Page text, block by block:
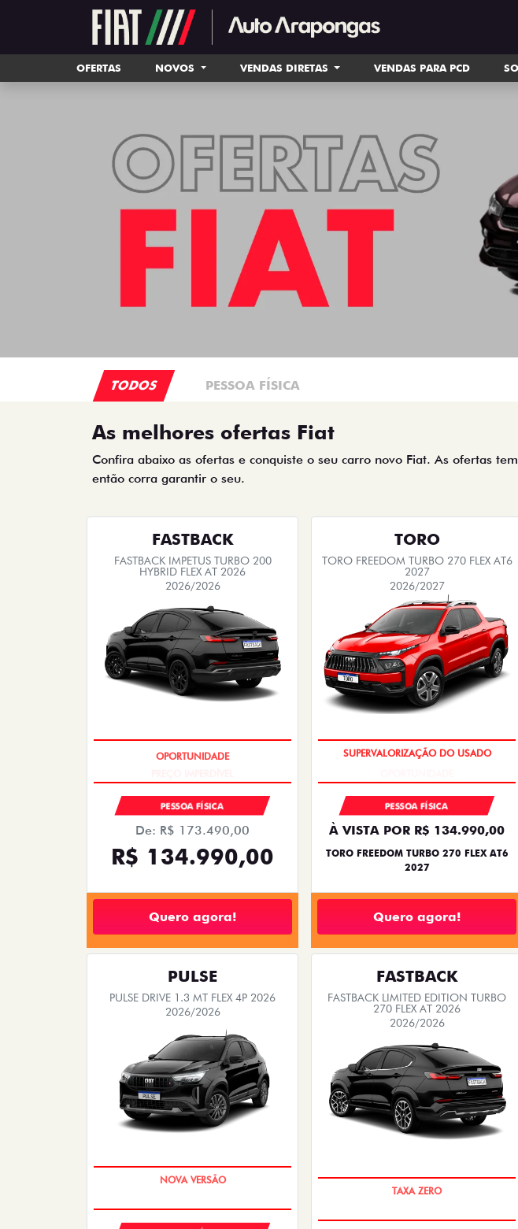
OFERTAS NOVOS VENDAS DIRETAS VENDAS PARA PCD
TODOS PESSOA FÍSICA
As melhores ofertas Fiat
Confira abaixo as ofertas e conquiste o seu carro novo Fiat. As ofertas
então corra garantir o seu.
FASTBACK
FASTBACK IMPETUS TURBO 200
HYBRID FLEX AT 2026
2026/2026
PESSOA FÍSICA
De: R$ 173.490,00
R$ 134.990,00
Quero agora!
TORO
TORO FREEDOM TURBO 270 FLEX AT6
2027
2026/2027
OPORTUNIDADE
PESSOA FÍSICA
À VISTA POR R$ 134.990,00
TORO FREEDOM TURBO 270 FLEX AT6
2027
Quero agora!
PULSE
PULSE DRIVE 1.3 MT FLEX 4P 2026
2026/2026
PREÇO IMPERDÍVEL
FASTBACK
FASTBACK LIMITED EDITION TURBO
270 FLEX AT 2026
2026/2026
PREÇO IMPERDÍVEL